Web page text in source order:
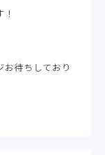
お待ちしており